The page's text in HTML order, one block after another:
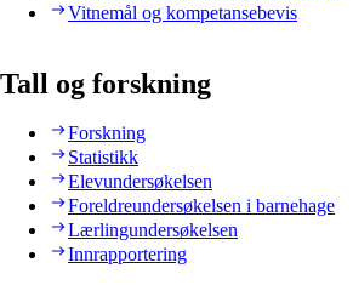
Vitnemål og kompetansebevis
Tall og forskning
Forskning
Statistikk
Elevundersøkelsen
Foreldreundersøkelsen i barnehage
Lærlingundersøkelsen
Innrapportering